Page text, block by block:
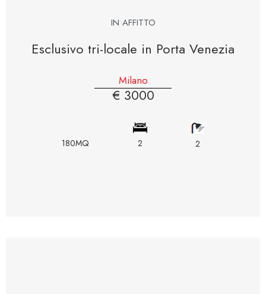
IN AFFITTO
Esclusivo tri-locale in Porta Venezia
Milano
€ 3000
180MQ 2 2